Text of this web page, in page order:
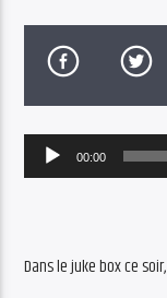
Audio
Player
00:00
Dans le juke box ce soir,